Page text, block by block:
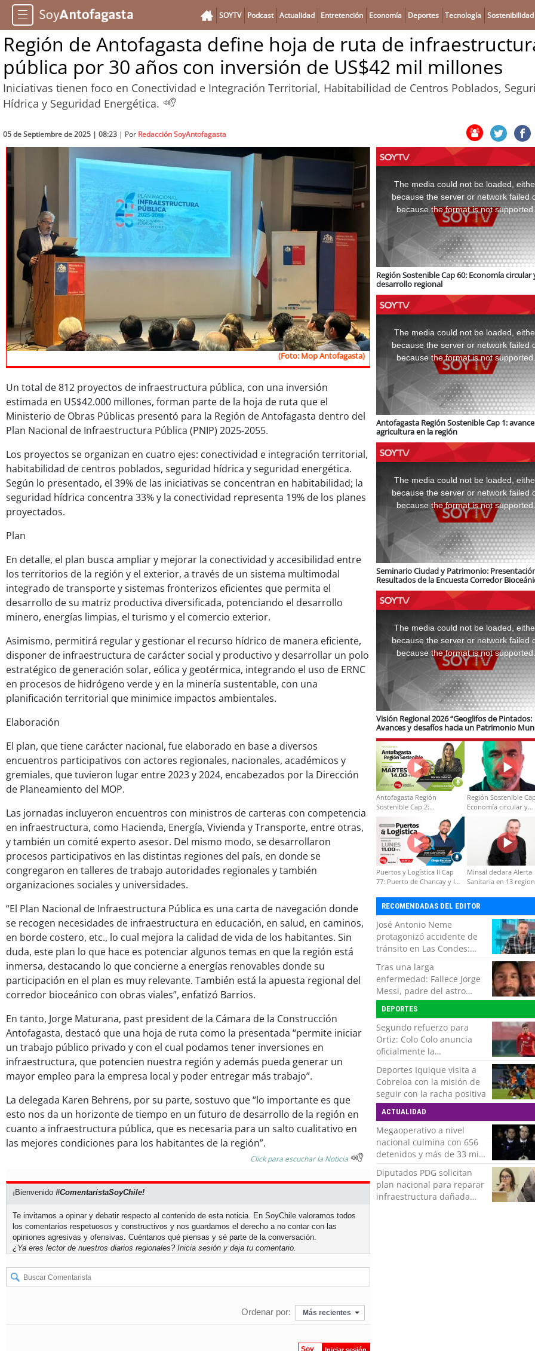
SOYTV Podcast Actualidad Entretención Economía Deportes Tecnología Sostenibilidad
Región de Antofagasta define hoja de ruta de
pública por 30 años con inversión de US$42 mil millones
Iniciativas tienen foco en Conectividad e Integración Territorial, Habitabilidad de Centros Poblados,
Hídrica y Seguridad Energética.
05 de Septiembre de 2025 | 08:23 | Por Redacción SoyAntofagasta
(Foto: Mop Antofagasta)
Un total de 812 proyectos de infraestructura pública, con una inversión
estimada en US$42.000 millones, forman parte de la hoja de ruta que el
Ministerio de Obras Públicas presentó para la Región de Antofagasta dentro del
Plan Nacional de Infraestructura Pública (PNIP) 2025-2055.
Los proyectos se organizan en cuatro ejes: conectividad e integración territorial,
habitabilidad de centros poblados, seguridad hídrica y seguridad energética.
Según lo presentado, el 39% de las iniciativas se concentran en habitabilidad; la
seguridad hídrica concentra 33% y la conectividad representa 19% de los planes
proyectados.
Plan
En detalle, el plan busca ampliar y mejorar la conectividad y accesibilidad entre
los territorios de la región y el exterior, a través de un sistema multimodal
integrado de transporte y sistemas fronterizos eficientes que permita el
desarrollo de su matriz productiva diversificada, potenciando el desarrollo
minero, energías limpias, el turismo y el comercio exterior.
Asimismo, permitirá regular y gestionar el recurso hídrico de manera eficiente,
disponer de infraestructura de carácter social y productivo y desarrollar un polo
estratégico de generación solar, eólica y geotérmica, integrando el uso de ERNC
en procesos de hidrógeno verde y en la minería sustentable, con una
planificación territorial que minimice impactos ambientales.
Elaboración
El plan, que tiene carácter nacional, fue elaborado en base a diversos
encuentros participativos con actores regionales, nacionales, académicos y
gremiales, que tuvieron lugar entre 2023 y 2024, encabezados por la Dirección
de Planeamiento del MOP.
Las jornadas incluyeron encuentros con ministros de carteras con competencia
en infraestructura, como Hacienda, Energía, Vivienda y Transporte, entre otras,
y también un comité experto asesor. Del mismo modo, se desarrollaron
procesos participativos en las distintas regiones del país, en donde se
congregaron en talleres de trabajo autoridades regionales y también
organizaciones sociales y universidades.
“El Plan Nacional de Infraestructura Pública es una carta de navegación donde
se recogen necesidades de infraestructura en educación, en salud, en caminos,
en borde costero, etc., lo cual mejora la calidad de vida de los habitantes. Sin
duda, este plan lo que hace es potenciar algunos temas en que la región está
inmersa, destacando lo que concierne a energías renovables donde su
participación en el plan es muy relevante. También está la apuesta regional del
corredor bioceánico con obras viales”, enfatizó Barrios.
En tanto, Jorge Maturana, past president de la Cámara de la Construcción
Antofagasta, destacó que una hoja de ruta como la presentada “permite iniciar
un trabajo público privado y con el cual podamos tener inversiones en
infraestructura, que potencien nuestra región y además pueda generar un
mayor empleo para la empresa local y poder entregar más trabajo”.
La delegada Karen Behrens, por su parte, sostuvo que “lo importante es que
esto nos da un horizonte de tiempo en un futuro de desarrollo de la región en
cuanto a infraestructura pública, que es necesaria para un salto cualitativo en
las mejores condiciones para los habitantes de la región”.
Click para escuchar la Noticia
¡Bienvenido #ComentaristaSoyChile!
Te invitamos a opinar y debatir respecto al contenido de esta noticia. En SoyChile valoramos todos
los comentarios respetuosos y constructivos y nos guardamos el derecho a no contar con las
opiniones agresivas y ofensivas. Cuéntanos qué piensas y sé parte de la conversación.
¿Ya eres lector de nuestros diarios regionales? Inicia sesión y deja tu comentario.
Ordenar por: Más recientes
Soy
window.
The media could not be loaded,
because the server or network failed
because the format is not supported.
Región Sostenible Cap 60: Economía circular
desarrollo regional
window.
The media could not be loaded,
because the server or network failed
because the format is not supported.
Antofagasta Región Sostenible Cap 1:
agricultura en la región
window.
The media could not be loaded,
because the server or network failed
because the format is not supported.
Seminario Ciudad y Patrimonio:
Resultados de la Encuesta Corredor
logística e infraestructura ferroviaria
window.
The media could not be loaded,
because the server or network failed
because the format is not supported.
Visión Regional 2026 “Geoglifos de Pintados:
Avances y desafíos hacia un Patrimonio
de Unesco”
Antofagasta Región
Sostenible Cap.2:
Educación ambiental y
formación de capacidades
técnicas
Región Sostenible
Economía circular y
Puertos y Logística II Cap
77: Puerto de Chancay y la
Minsal declara Alerta
Sanitaria en 13
RECOMENDADAS DEL EDITOR
José Antonio Neme
protagonizó accidente de
tránsito en Las Condes:
Colisionó con un
motociclista
Tras una larga
enfermedad: Fallece Jorge
Messi, padre del astro
argentino
DEPORTES
Segundo refuerzo para
Ortiz: Colo Colo anuncia
oficialmente la
incorporación de Ivan
Román
Deportes Iquique visita a
Cobreloa con la misión de
seguir con la racha positiva
ACTUALIDAD
Megaoperativo a nivel
nacional culmina con 656
detenidos y más de 33 mil
controles realizados
Diputados PDG solicitan
plan nacional para reparar
infraestructura dañada